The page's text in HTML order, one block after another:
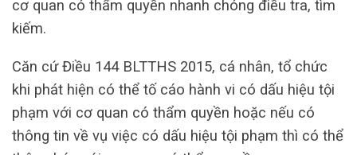
cơ quan có thẩm quyền nhanh chóng điều tra, tìm
kiếm.
Căn cứ Điều 144 BLTTHS 2015, cá nhân, tổ chức
khi phát hiện có thể tố cáo hành vi có dấu hiệu tội
phạm với cơ quan có thẩm quyền hoặc nếu có
thông tin về vụ việc có dấu hiệu tội phạm thì có thể